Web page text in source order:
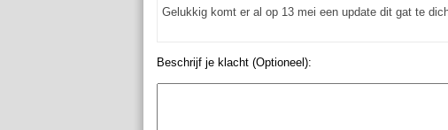
Gelukkig komt er al op 13 mei een update dit gat te
Beschrijf je klacht (Optioneel):